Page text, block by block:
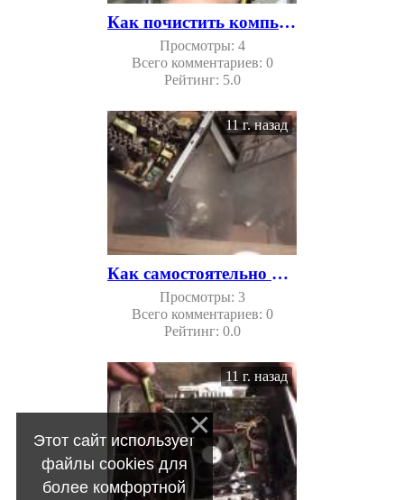
Как почистить компьютер
Просмотры: 4
Всего комментариев: 0
Рейтинг: 5.0
11 г. назад
Как самостоятельно почистить компьютер от пыли
Просмотры: 3
Всего комментариев: 0
Рейтинг: 0.0
11 г. назад
Этот сайт использует
файлы cookies для
более комфортной